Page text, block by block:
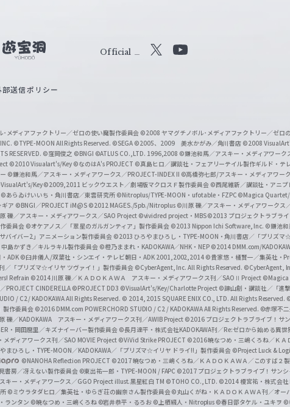
Official
b
e
O
f
f
i
c
i
a
l
C
h
a
n
n
e
部送信ポリシー
メディアファクトリー／ゼロの使い魔製作委員会 ©2008 ヤマグチノボル･メディアファクトリー／ゼロ
©TYPE-MOON All Rights Reserved. ©SEGA ©2005、2009 美水かがみ／角川書店 ©2008
RESERVED. ©窪岡俊之 ©BNGI ©ATLUS CO.,LTD. 1996,2008 ©鎌池和馬／アスキー・メディアワーク
©2010 Visualart's/Key ©なのはA's PROJECT ©真島ヒロ／講談社・フェアリーテイル製作ギルド・テ
©鎌池和馬／アスキー・メディアワークス／PROJECT-INDEX II ©高橋弥七郎/アスキー・メディアワー
Key©2009,2011 ビックウエスト／劇場版マクロスＦ製作委員会 ©西尾維新／講談社・アニプ
©あらゐけいいち・角川書店／東雲研究所 ©Nitroplus/TYPE-MOON・ufotable・FZPC ©Magica Quartet/
ア ©BNGI／PROJECT iM@S ©2012 MAGES./5pb./Nitroplus ©川原 礫／アスキー・メディアワークス
礫／アスキー・メディアワークス／SAO Project ©vividred project・MBS ©2013 プロジェクトラブライ
委員会 ©オケアノス／「翠星のガルガンティア」製作委員会 ©2013 Nippon Ichi Software, Inc. ©鎌池和
イバー2」アニメーション製作委員会 ©2013 ひろやまひろし・TYPE-MOON・角川書店／「プリズマ
島かずき／キルラキル製作委員会 ©橙乃ままれ・KADOKAWA／NHK・NEP ©2014 DMM.com/
ADK ©臼井儀人/双葉社・シンエイ・テレビ朝日・ADK 2001,2002,2014 ©貴家悠・橘賢一／集英社・
／「プリズマ☆イリヤ ツヴァイ！」製作委員会 ©CyberAgent, Inc. All Rights Reserved. ©CyberAgent,
Refrain ©2014 川原 礫／ＫＡＤＯＫＡＷＡ アスキー・メディアワークス刊／SAOⅡ Project ©Magica
PROJECT CINDERELLA ©PROJECT DD3 ©VisualArt's/Key/Charlotte Project ©諫山創・講談社／「進
/ C2 / KADOKAWA All Rights Reserved. © 2014, 2015 SQUARE ENIX CO., LTD. All Rights Reserved.
製作委員会 ©2016 DMM.com POWERCHORD STUDIO / C2 / KADOKAWA All Rights Reserved. ©赤塚不
礫／KADOKAWA アスキー・メディアワークス刊／AWIB Project ©2016 プロジェクトラブライブ！サ
・岡田麿里／キズナイーバー製作委員会 ©長月達平・株式会社KADOKAWA刊／Re:ゼロから始める異世
ディアワークス刊／SAO MOVIE Project ©ViVid Strike PROJECT ©2016 暁なつめ・三嶋くろね／ＫＡ
まひろし・TYPE-MOON／KADOKAWA／「プリズマ☆イリヤ ドライ!!」製作委員会 ©Project Luck &
©NANOHA Reflection PROJECT ©2017 暁なつめ・三嶋くろね／ＫＡＤＯＫＡＷＡ／このすば２
書房／冴えない製作委員会 ©東出祐一郎・TYPE-MOON / FAPC ©2017 プロジェクトラブライブ！サンシ
ー・メディアワークス／GGO Project illust.黒星紅白 TM ©TOHO CO., LTD. ©2014 榎宮祐・株式会社
©ミウラタダヒロ／集英社・ゆらぎ荘の幽奈さん製作委員会©丸山くがね・ＫＡＤＯＫＡＷＡ刊／オー
ランタン ©暁なつめ・三嶋くろね ©岩井恭平・るろお ©上栖綴人・Nitroplus ©春日部タケル・ユキヲ ©